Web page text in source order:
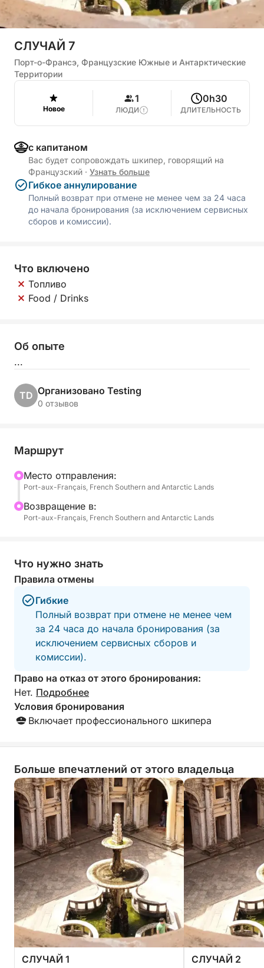
СЛУЧАЙ 7
Порт-о-Франсэ, Французские Южные и Антарктические
Территории
Новое
1
ЛЮДИ
0h30
ДЛИТЕЛЬНОСТЬ
с капитаном
Вас будет сопровождать шкипер, говорящий на
Французский · Узнать больше
Гибкое аннулирование
Полный возврат при отмене не менее чем за 24 часа
до начала бронирования (за исключением сервисных
сборов и комиссии).
Что включено
Топливо
Food / Drinks
Об опыте
...
TD Организовано Testing
0 отзывов
Маршрут
Mесто отправления:
Port-aux-Français, French Southern and Antarctic Lands
Bозвращение в:
Port-aux-Français, French Southern and Antarctic Lands
Что нужно знать
Правила отмены
Гибкие
Полный возврат при отмене не менее чем
за 24 часа до начала бронирования (за
исключением сервисных сборов и
комиссии).
Право на отказ от этого бронирования:
Нет. Подробнее
Условия бронирования
Включает профессионального шкипера
Больше впечатлений от этого владельца
СЛУЧАЙ 1 СЛУЧАЙ 2